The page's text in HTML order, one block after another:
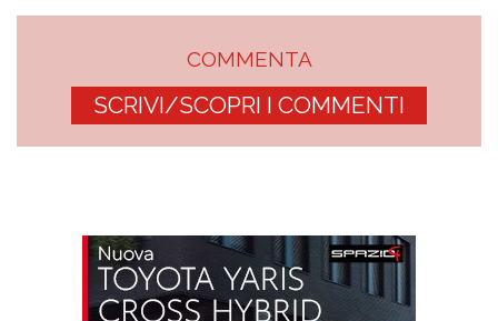
COMMENTA
SCRIVI/SCOPRI I COMMENTI